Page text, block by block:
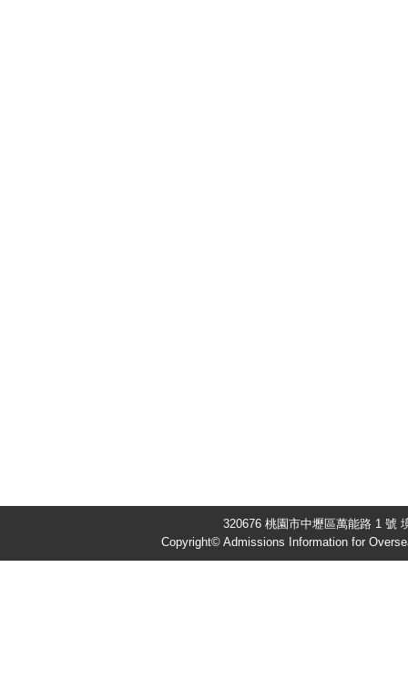
320676 桃園市中壢區萬能路 1 號
Copyright© Admissions Information for